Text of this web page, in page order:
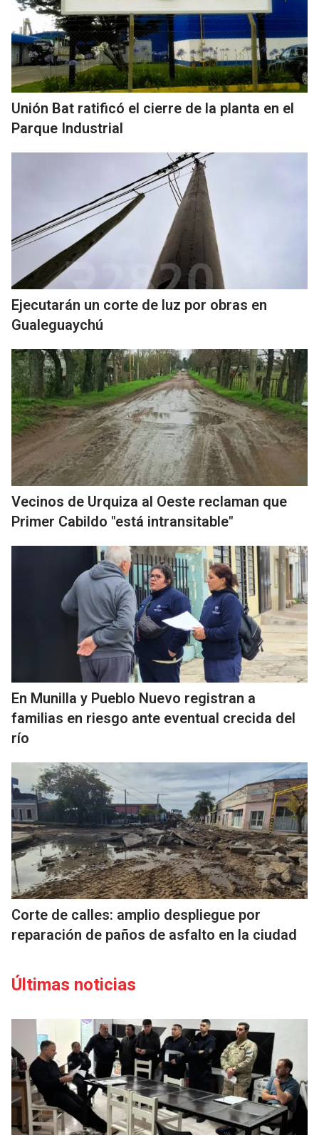
Unión Bat ratificó el cierre de la planta en el
Parque Industrial
Ejecutarán un corte de luz por obras en
Gualeguaychú
Vecinos de Urquiza al Oeste reclaman que
Primer Cabildo "está intransitable"
En Munilla y Pueblo Nuevo registran a
familias en riesgo ante eventual crecida del
río
Corte de calles: amplio despliegue por
reparación de paños de asfalto en la ciudad
Últimas noticias